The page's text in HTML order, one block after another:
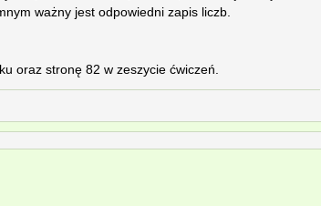
ważny jest odpowiedni zapis liczb.
oraz stronę 82 w zeszycie ćwiczeń.